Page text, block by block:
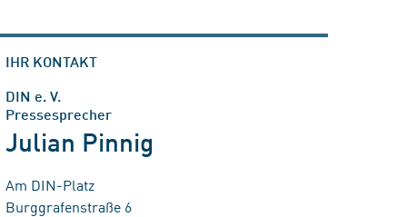
IHR KONTAKT
DIN e. V.
Pressesprecher
Julian Pinnig
Am DIN-Platz
Burggrafenstraße 6